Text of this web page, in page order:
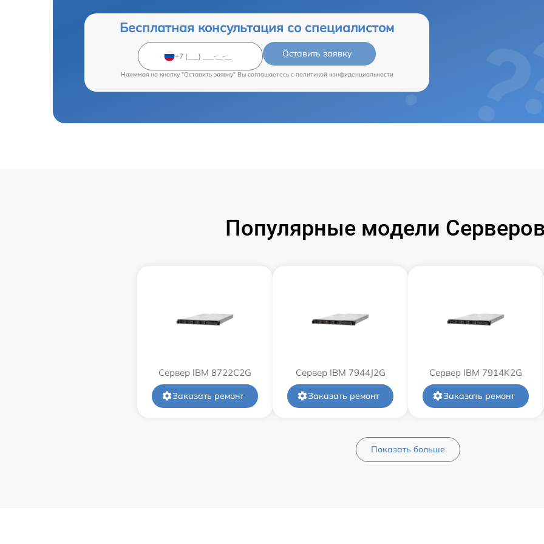
Бесплатная консультация со специалистом
Оставить заявку
Нажимая на кнопку "Оставить заявку" Вы соглашаетесь c политикой конфиденциальности
Популярные модели
Сервер IBM 8722C2G
Заказать ремонт
Сервер IBM 7944J2G
Заказать ремонт
Сервер IBM 7914K2G
Заказать ремонт
Показать больше